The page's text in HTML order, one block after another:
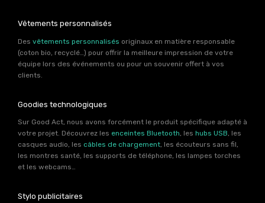
Vêtements personnalisés
Des vêtements personnalisés originaux en matière responsable
(coton bio, recyclé…) pour offrir la meilleure impression de votre
équipe lors des événements ou pour un souvenir offert à vos
clients.
Goodies technologiques
Sur Good Act, nous avons forcément le produit spécifique adapté à
votre projet. Découvrez les enceintes Bluetooth, les hubs USB, les
casques audio, les câbles de chargement, les écouteurs sans fil,
les montres santé, les supports de téléphone, les lampes torches
et les webcams…
Stylo publicitaires